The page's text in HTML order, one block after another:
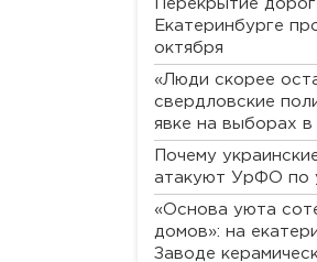
Перекрытие
Екатеринбурге
октября
«Люди скорее
свердловские
явке на выборах
Почему
атакуют УрФО по
«Основа уюта
домов»: на
Заводе